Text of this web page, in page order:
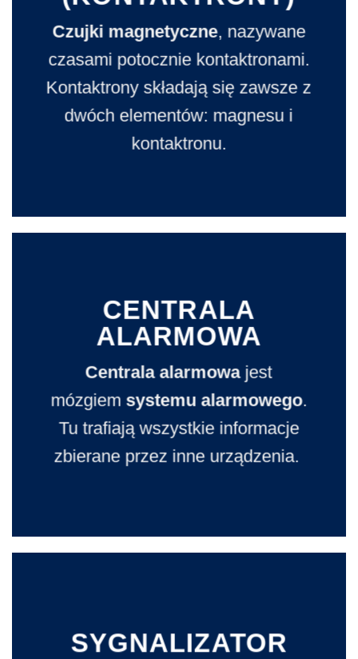
Czujki magnetyczne, nazywane
czasami potocznie kontaktronami.
Kontaktrony składają się zawsze z
dwóch elementów: magnesu i
kontaktronu.
CENTRALA
ALARMOWA
Centrala alarmowajest
mózgiem systemu alarmowego.
Tu trafiają wszystkie informacje
zbierane przez inne urządzenia.
SYGNALIZATOR